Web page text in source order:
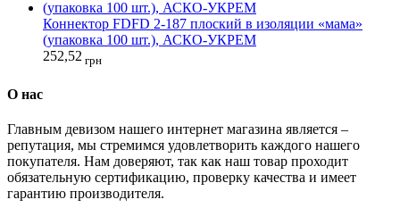
Коннектор FDFD 2-187 плоский в изоляции «мама»
(упаковка 100 шт.), АСКО-УКРЕМ
252,52 грн
О нас
Главным девизом нашего интернет магазина является –
репутация, мы стремимся удовлетворить каждого нашего
покупателя. Нам доверяют, так как наш товар проходит
обязательную сертификацию, проверку качества и имеет
гарантию производителя.